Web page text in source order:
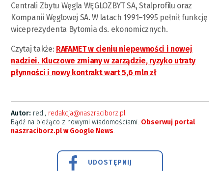
Centrali Zbytu Węgla WĘGLOZBYT SA, Stalprofilu oraz
Kompanii Węglowej SA. W latach 1991–1995 pełnił funkcję
wiceprezydenta Bytomia ds. ekonomicznych.
Czytaj także: RAFAMET w cieniu niepewności i nowej
nadziei. Kluczowe zmiany w zarządzie, ryzyko utraty
płynności i nowy kontrakt wart 5,6 mln zł
Autor: red., redakcja@naszraciborz.pl
Bądź na bieżąco z nowymi wiadomościami. Obserwuj portal
naszraciborz.pl w Google News.
UDOSTĘPNIJ